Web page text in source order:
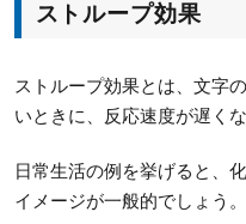
ストループ効果
ストループ効果とは、文字
いときに、反応速度が遅く
日常生活の例を挙げると、
イメージが一般的でしょう。